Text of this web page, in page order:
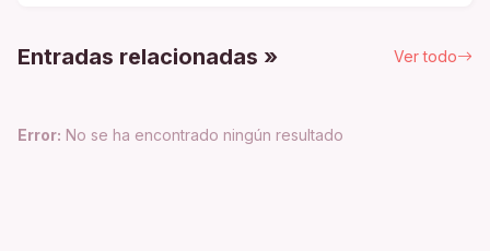
Entradas relacionadas » Ver todo
Error: No se ha encontrado ningún resultado